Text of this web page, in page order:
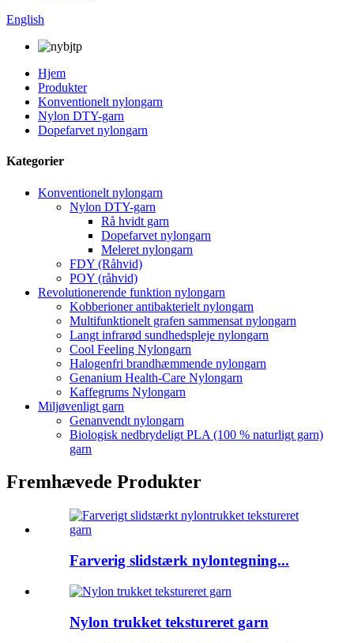
English
Hjem
Produkter
Konventionelt nylongarn
Nylon DTY-garn
Dopefarvet nylongarn
Kategorier
Konventionelt nylongarn
Nylon DTY-garn
Rå hvidt garn
Dopefarvet nylongarn
Meleret nylongarn
FDY (Råhvid)
POY (råhvid)
Revolutionerende funktion nylongarn
Kobberioner antibakterielt nylongarn
Multifunktionelt grafen sammensat nylongarn
Langt infrarød sundhedspleje nylongarn
Cool Feeling Nylongarn
Halogenfri brandhæmmende nylongarn
Genanium Health-Care Nylongarn
Kaffegrums Nylongarn
Miljøvenligt garn
Genanvendt nylongarn
Biologisk nedbrydeligt PLA (100 % naturligt garn)
garn
Fremhævede Produkter
Farverig slidstærk nylontegning...
Nylon trukket tekstureret garn